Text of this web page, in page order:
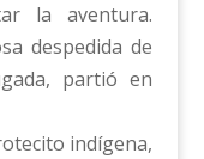
la aventura.
despedida de
partió en
indígena,